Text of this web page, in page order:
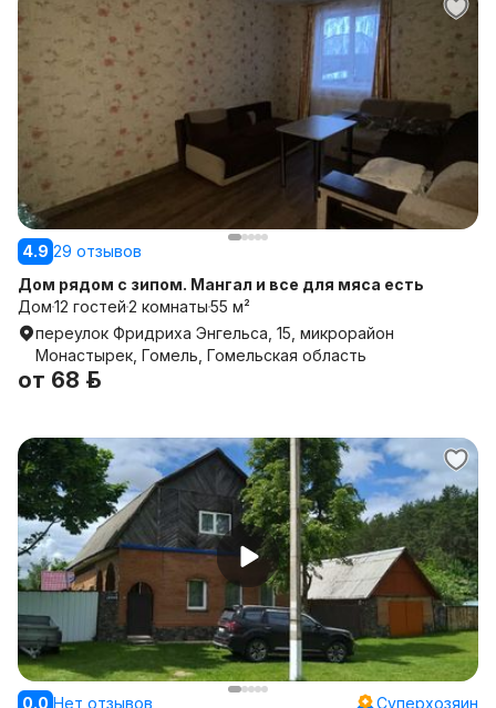
4.9 29 отзывов
Дом рядом с зипом. Мангал и все для мяса есть
Дом12 гостей2 комнаты55 м²
переулок Фридриха Энгельса, 15, микрорайон
Монастырек, Гомель, Гомельская область
от 68 р.
0.0 Нет отзывов Суперхозяин